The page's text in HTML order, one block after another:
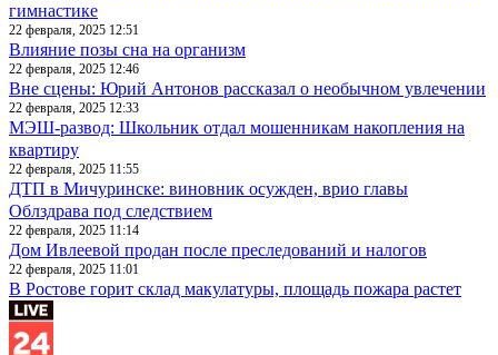
гимнастике
22 февраля, 2025 12:51
Влияние позы сна на организм
22 февраля, 2025 12:46
Вне сцены: Юрий Антонов рассказал о необычном увлечении
22 февраля, 2025 12:33
МЭШ-развод: Школьник отдал мошенникам накопления на
квартиру
22 февраля, 2025 11:55
ДТП в Мичуринске: виновник осужден, врио главы
Облздрава под следствием
22 февраля, 2025 11:14
Дом Ивлеевой продан после преследований и налогов
22 февраля, 2025 11:01
В Ростове горит склад макулатуры, площадь пожара растет